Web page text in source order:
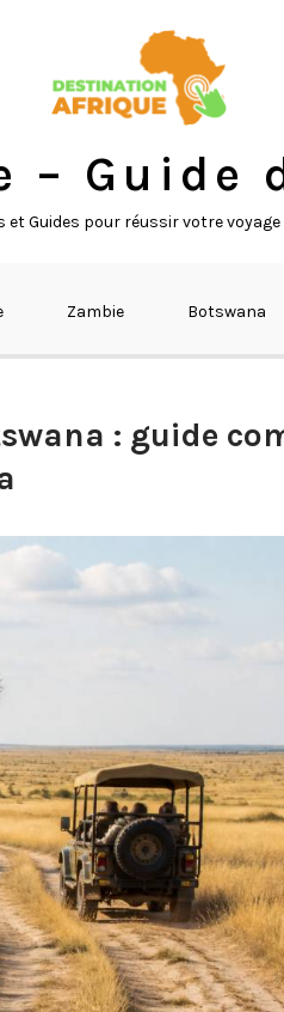
Guide
et Guides pour réussir votre voyage
Zambie Botswana
: guide